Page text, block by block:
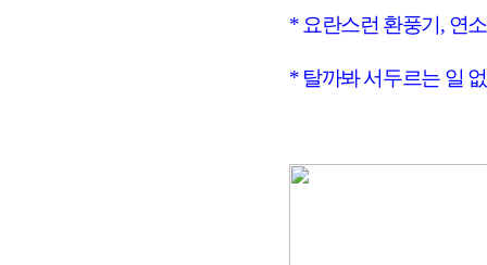
* 요란스런 환풍기, 연
* 탈까봐 서두르는 일